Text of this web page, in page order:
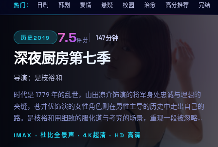
热门： 日剧 韩剧 爱情 悬疑 校园 治愈 高分推荐 完结
历史2019 7.5评分 147分钟
深夜厨房第七季
导演： 是枝裕和
时代是 1779 年的乱世，山田凉介饰演的将军身处忠诚与理想的
夹缝，苍井优饰演的女性角色则在男性主导的历史中走出自己的
路。是枝裕和用细致的服化道与考究的场景，重现一段被忽略的
IMAX · 杜比全景声 · 4K超清 · HD 高清